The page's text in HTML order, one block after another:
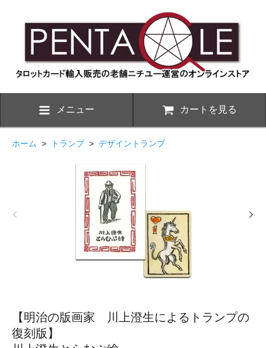
メニュー カートを見る
ホーム > トランプ> デザイントランプ
【明治の版画家 川上澄生によるトランプの
復刻版】